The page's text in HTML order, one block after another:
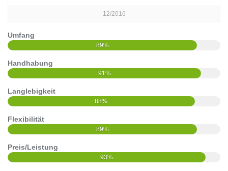
12/2016
Umfang
89%
Handhabung
91%
Langlebigkeit
88%
Flexibilität
89%
Preis/Leistung
93%